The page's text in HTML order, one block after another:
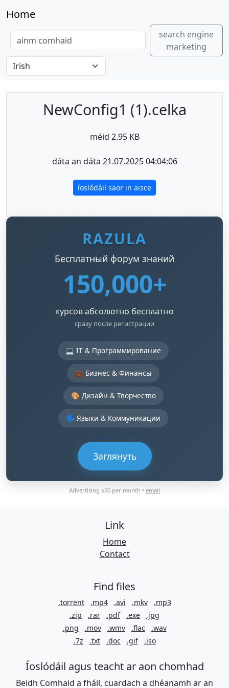
Home
search engine
marketing
NewConfig1 (1).celka
méid 2.95 KB
dáta an dáta 21.07.2025 04:04:06
íoslódáil saor in aisce
RAZULA
Бесплатный форум знаний
150,000+
курсов абсолютно бесплатно
сразу после регистрации
💻 IT & Программирование
💼 Бизнес & Финансы
🎨 Дизайн & Творчество
🗣️ Языки & Коммуникации
Заглянуть
Advertising $50 per month • email
Link
Home
Contact
Find files
.torrent .mp4 .avi .mkv
.mp3
.zip
.rar .pdf .exe
.jpg
.png
.mov .wmv .flac
.wav
.7z
.txt .doc .gif .iso
Íoslódáil agus teacht ar aon chomhad
Beidh Comhaid a fháil, cuardach a dhéanamh ar an